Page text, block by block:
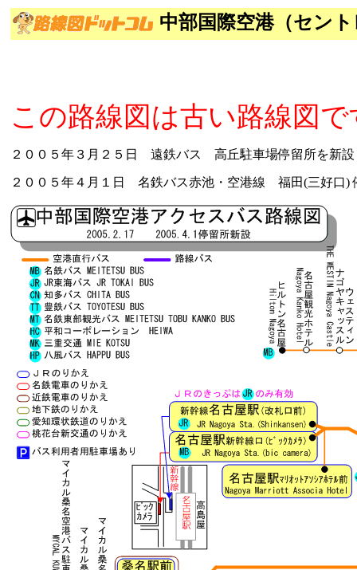
中部国際空港（セン
この路線図は古い路線図で
２００５年３月２５日 遠鉄バス 高丘駐車場停留所を新設
２００５年４月１日 名鉄バス赤池・空港線 福田(三好口)